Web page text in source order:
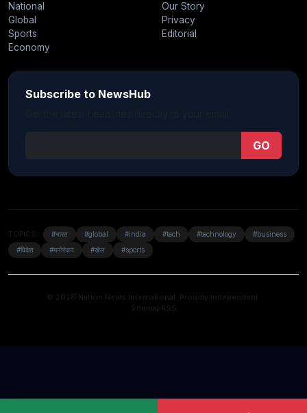
National
Global
Sports
Economy
Our Story
Privacy
Editorial
Subscribe to NewsHub
GO
TOPICS: #भारत #global #india #tech #technology
#business
#विदेश
#मनोरंजन #खेल #sports
© 2026 Nation News International. Proudly Independent.
SitemapRSS